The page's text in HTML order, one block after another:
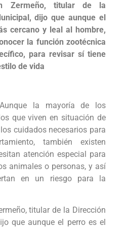
Zermeño, titular de la
dijo que aunque el
cercano y leal al hombre,
la función zootécnica
para revisar sí tiene
de vida
Aunque la mayoría de los
que viven en situación de
cuidados necesarios para
también existen
atención especial para
animales o personas, y así
en un riesgo para la
titular de la Dirección
que aunque el perro es el